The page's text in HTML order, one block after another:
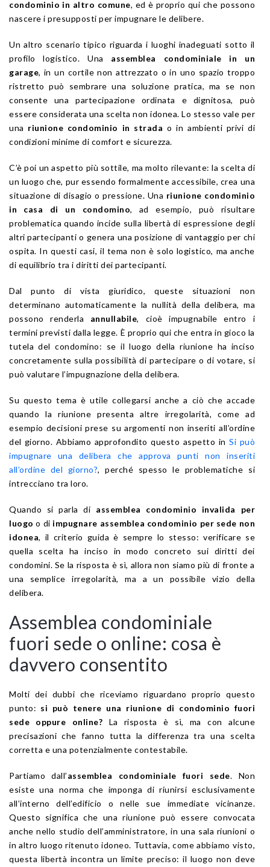
condominio in altro comune, ed è proprio qui che possono
nascere i presupposti per impugnare le delibere.
Un altro scenario tipico riguarda i luoghi inadeguati sotto il
profilo logistico. Una assemblea condominiale in un
garage, in un cortile non attrezzato o in uno spazio troppo
ristretto può sembrare una soluzione pratica, ma se non
consente una partecipazione ordinata e dignitosa, può
essere considerata una scelta non idonea. Lo stesso vale per
una riunione condominio in strada o in ambienti privi di
condizioni minime di comfort e sicurezza.
C’è poi un aspetto più sottile, ma molto rilevante: la scelta di
un luogo che, pur essendo formalmente accessibile, crea una
situazione di disagio o pressione. Una riunione condominio
in casa di un condomino, ad esempio, può risultare
problematica quando incide sulla libertà di espressione degli
altri partecipanti o genera una posizione di vantaggio per chi
ospita. In questi casi, il tema non è solo logistico, ma anche
di equilibrio tra i diritti dei partecipanti.
Dal punto di vista giuridico, queste situazioni non
determinano automaticamente la nullità della delibera, ma
possono renderla annullabile, cioè impugnabile entro i
termini previsti dalla legge. È proprio qui che entra in gioco la
tutela del condomino: se il luogo della riunione ha inciso
concretamente sulla possibilità di partecipare o di votare, si
può valutare l’impugnazione della delibera.
Su questo tema è utile collegarsi anche a ciò che accade
quando la riunione presenta altre irregolarità, come ad
esempio decisioni prese su argomenti non inseriti all’ordine
del giorno. Abbiamo approfondito questo aspetto inSi può
impugnare una delibera che approva punti non inseriti
all’ordine del giorno?, perché spesso le problematiche si
intrecciano tra loro.
Quando si parla di assemblea condominio invalida per
luogo o di impugnare assemblea condominio per sede non
idonea, il criterio guida è sempre lo stesso: verificare se
quella scelta ha inciso in modo concreto sui diritti dei
condomini. Se la risposta è sì, allora non siamo più di fronte a
una semplice irregolarità, ma a un possibile vizio della
delibera.
Assemblea condominiale
fuori sede o online: cosa è
davvero consentito
Molti dei dubbi che riceviamo riguardano proprio questo
punto: si può tenere una riunione di condominio fuori
sede oppure online? La risposta è sì, ma con alcune
precisazioni che fanno tutta la differenza tra una scelta
corretta e una potenzialmente contestabile.
Partiamo dall’assemblea condominiale fuori sede. Non
esiste una norma che imponga di riunirsi esclusivamente
all’interno dell’edificio o nelle sue immediate vicinanze.
Questo significa che una riunione può essere convocata
anche nello studio dell’amministratore, in una sala riunioni o
in altro luogo ritenuto idoneo. Tuttavia, come abbiamo visto,
questa libertà incontra un limite preciso: il luogo non deve